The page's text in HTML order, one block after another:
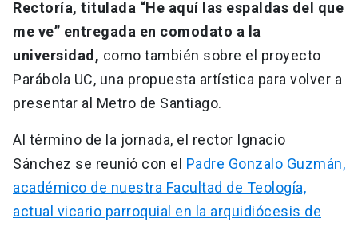
Rectoría, titulada “He aquí las espaldas del que
me ve” entregada en comodato a la
universidad, como también sobre el proyecto
Parábola UC, una propuesta artística para volver a
presentar al Metro de Santiago.
Al término de la jornada, el rector Ignacio
Sánchez se reunió con el Padre Gonzalo Guzmán,
académico de nuestra Facultad de Teología,
actual vicario parroquial en la arquidiócesis de